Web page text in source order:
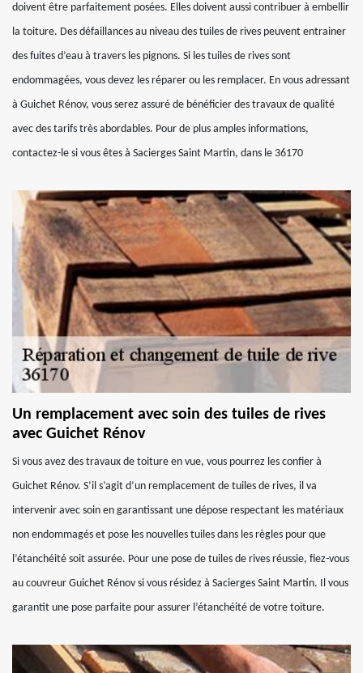
doivent être parfaitement posées. Elles doivent aussi contribuer à embellir
la toiture. Des défaillances au niveau des tuiles de rives peuvent entrainer
des fuites d’eau à travers les pignons. Si les tuiles de rives sont
endommagées, vous devez les réparer ou les remplacer. En vous adressant
à Guichet Rénov, vous serez assuré de bénéficier des travaux de qualité
avec des tarifs très abordables. Pour de plus amples informations,
contactez-le si vous êtes à Sacierges Saint Martin, dans le 36170
Un remplacement avec soin des tuiles de rives
avec Guichet Rénov
Si vous avez des travaux de toiture en vue, vous pourrez les confier à
Guichet Rénov. S’il s’agit d’un remplacement de tuiles de rives, il va
intervenir avec soin en garantissant une dépose respectant les matériaux
non endommagés et pose les nouvelles tuiles dans les règles pour que
l’étanchéité soit assurée. Pour une pose de tuiles de rives réussie, fiez-vous
au couvreur Guichet Rénov si vous résidez à Sacierges Saint Martin. Il vous
garantit une pose parfaite pour assurer l’étanchéité de votre toiture.